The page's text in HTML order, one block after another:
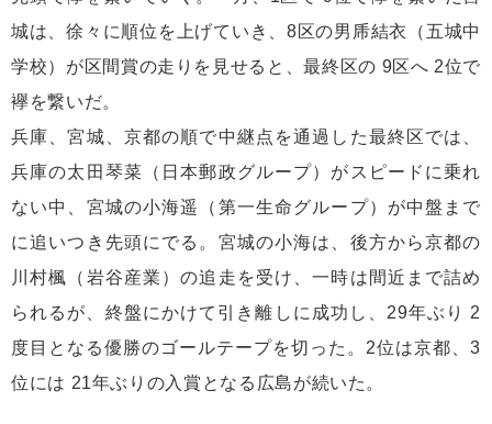
城は、徐々に順位を上げていき、8区の男乕結衣（五城中
学校）が区間賞の走りを見せると、最終区の 9区へ 2位で
襷を繋いだ。
兵庫、宮城、京都の順で中継点を通過した最終区では、
兵庫の太田琴菜（日本郵政グループ）がスピードに乗れ
ない中、宮城の小海遥（第一生命グループ）が中盤まで
に追いつき先頭にでる。宮城の小海は、後方から京都の
川村楓（岩谷産業）の追走を受け、一時は間近まで詰め
られるが、終盤にかけて引き離しに成功し、29年ぶり 2
度目となる優勝のゴールテープを切った。2位は京都、3
位には 21年ぶりの入賞となる広島が続いた。